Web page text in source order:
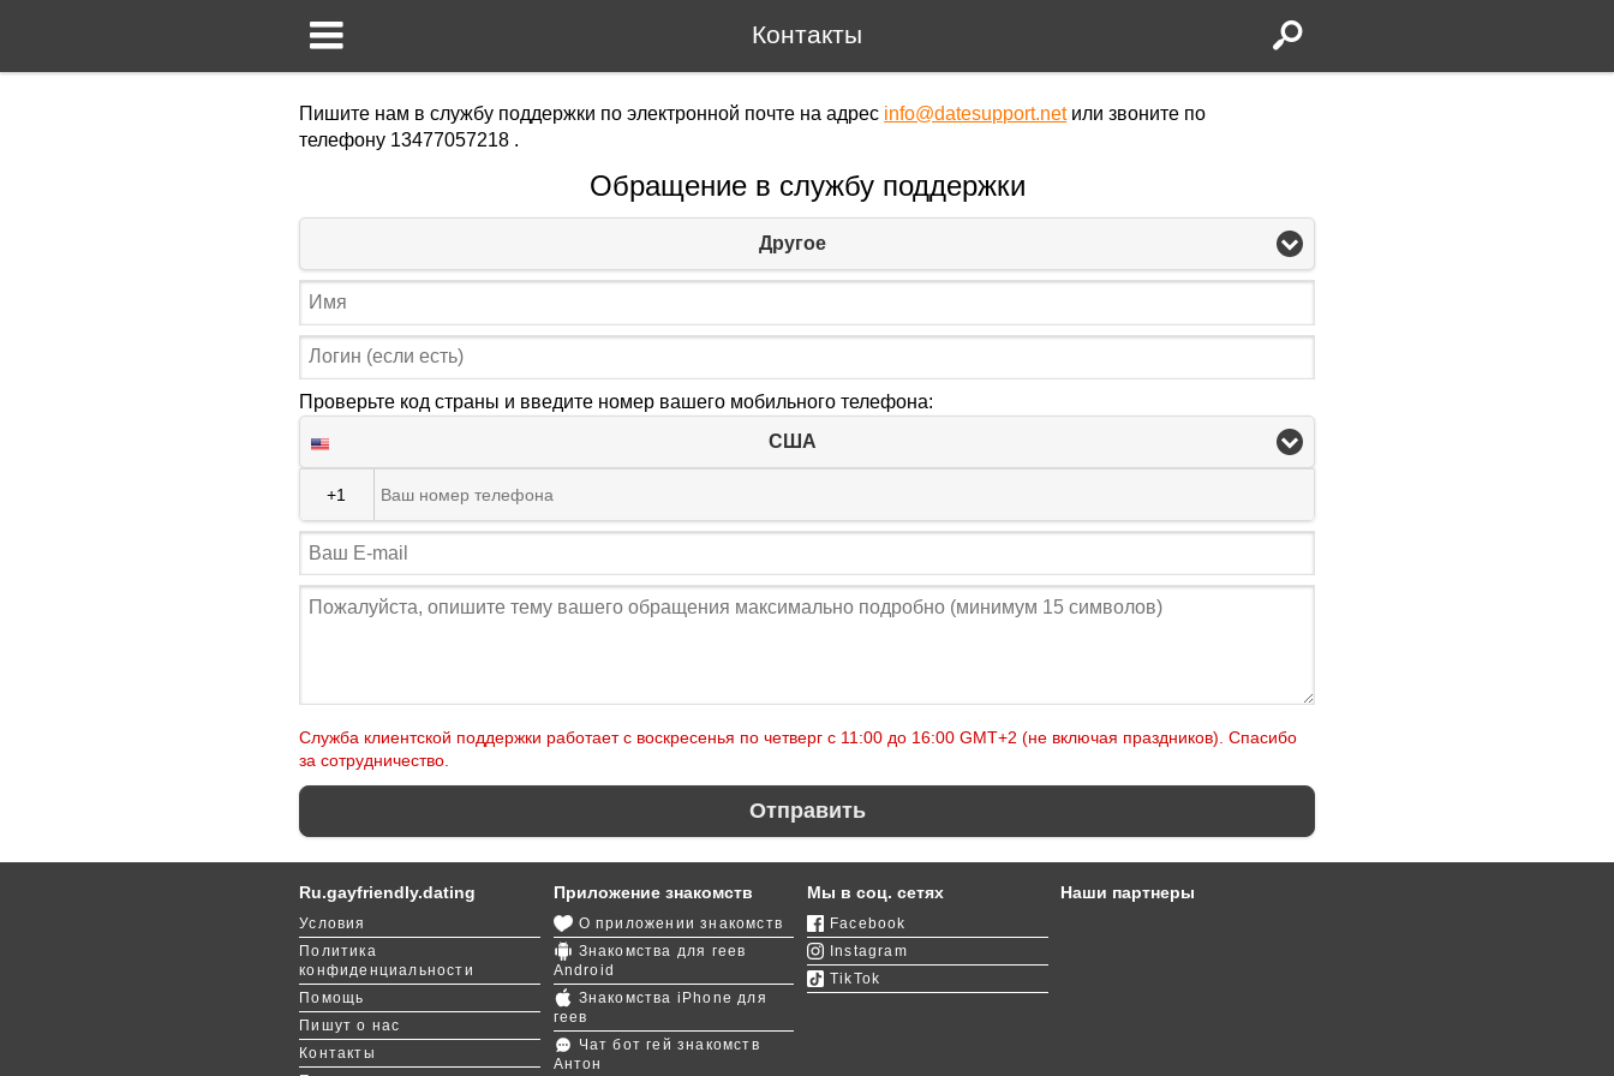
Контакты
Пишите нам в службу поддержки по электронной почте на адрес info@datesupport.netили звоните по
телефону 13477057218 .
Обращение в службу поддержки
Другое
Проверьте код страны и введите номер вашего мобильного телефона:
США
+1
Служба клиентской поддержки работает с воскресенья по четверг c 11:00 до 16:00 GMT+2 (не включая праздников). Спасибо
за сотрудничество.
Отправить
Ru.gayfriendly.dating
Условия
Политика
конфиденциальности
Помощь
Пишут о нас
Контакты
Приложение знакомств
О приложении знакомств
Знакомства для геев
Android
Знакомства iPhone для
геев
Чат бот гей знакомств
Антон
Мы в соц. сетях
Facebook
Instagram
TikTok
Наши партнеры